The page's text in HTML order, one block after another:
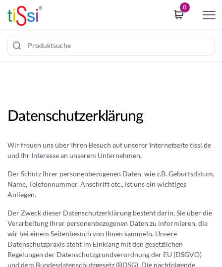
0
Datenschutzerklärung
Wir freuen uns über Ihren Besuch auf unserer Internetseite tissi.de
und Ihr Interesse an unserem Unternehmen.
Der Schutz Ihrer personenbezogenen Daten, wie z.B. Geburtsdatum,
Name, Telefonnummer, Anschrift etc., ist uns ein wichtiges
Anliegen.
Der Zweck dieser Datenschutzerklärung besteht darin, Sie über die
Verarbeitung Ihrer personenbezogenen Daten zu informieren, die
wir bei einem Seitenbesuch von Ihnen sammeln. Unsere
Datenschutzpraxis steht im Einklang mit den gesetzlichen
Regelungen der Datenschutzgrundverordnung der EU (DSGVO)
und dem Bundesdatenschutzgesetz (BDSG). Die nachfolgende